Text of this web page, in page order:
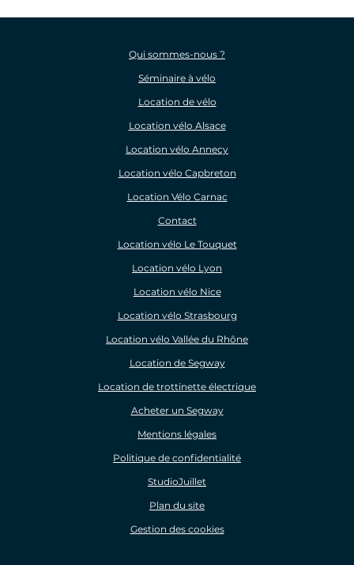
Qui sommes-nous ?
Séminaire à vélo
Location de vélo
Location vélo Alsace
Location vélo Annecy
Location vélo Capbreton
Location Vélo Carnac
Contact
Location vélo Le Touquet
Location vélo Lyon
Location vélo Nice
Location vélo Strasbourg
Location vélo Vallée du Rhône
Location de Segway
Location de trottinette électrique
Acheter un Segway
Mentions légales
Politique de confidentialité
StudioJuillet
Plan du site
Gestion des cookies